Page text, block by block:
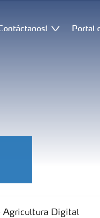
Portal
Agricultura Digital